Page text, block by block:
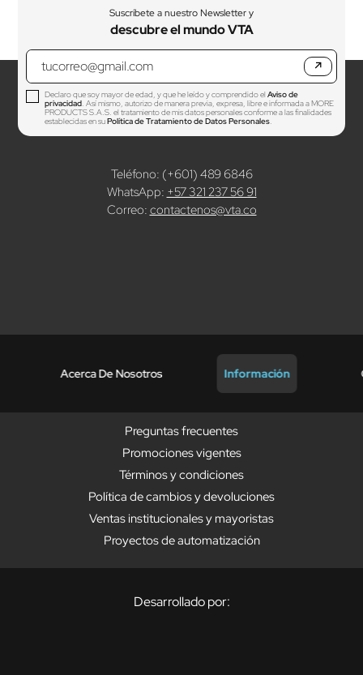
Suscríbete a nuestro Newsletter y
descubre el mundo VTA
↗
Declaro que soy mayor de edad, y que he leído y comprendido elAviso de
privacidad. Así mismo, autorizo de manera previa, expresa, libre e informada a MORE
PRODUCTS S.A.S. el tratamiento de mis datos personales conforme a las finalidades
establecidas en suPolítica de Tratamiento de Datos Personales.
Teléfono: (+601) 489 6846
WhatsApp: +57 321 237 56 91
Correo: contactenos@vta.co
Acerca De Nosotros Información
Preguntas frecuentes
Promociones vigentes
Términos y condiciones
Política de cambios y devoluciones
Ventas institucionales y mayoristas
Proyectos de automatización
Desarrollado por: